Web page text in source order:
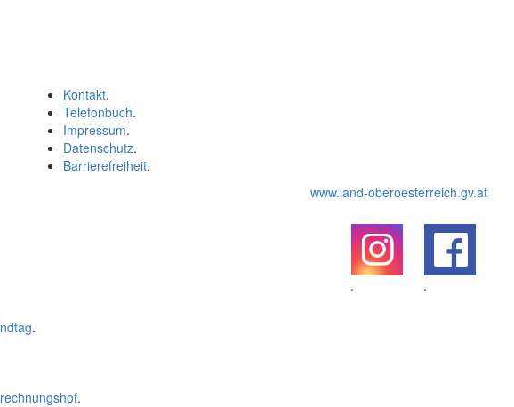
Kontakt.
Telefonbuch.
Impressum.
Datenschutz.
Barrierefreiheit.
www.land-oberoesterreich.gv.at
.
.
.
.